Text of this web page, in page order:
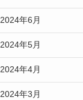
2024年6月
2024年5月
2024年4月
2024年3月